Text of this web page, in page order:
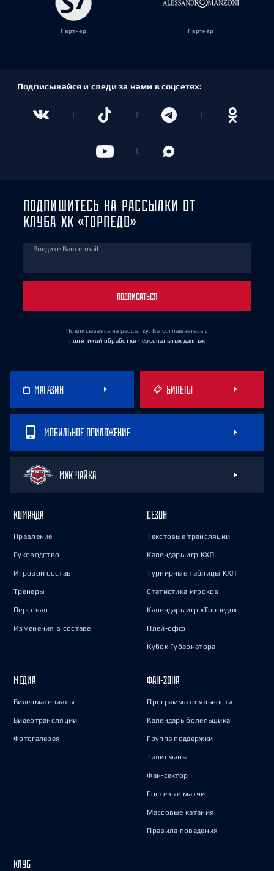
Партнёр Партнёр
Подписывайся и следи за нами в соцсетях:
ПОДПИШИТЕСЬ НА РАССЫЛКИ ОТ
КЛУБА ХК «ТОРПЕДО»
Введите Ваш e-mail
ПОДПИСАТЬСЯ
Подписываясь на рассылку, Вы соглашаетесь с
политикой обработки персональных данных
МАГАЗИН БИЛЕТЫ
МОБИЛЬНОЕ ПРИЛОЖЕНИЕ
МХК ЧАЙКА
КОМАНДА
Правление
Руководство
Игровой состав
Тренеры
Персонал
Изменения в составе
СЕЗОН
Текстовые трансляции
Календарь игр КХЛ
Турнирные таблицы КХЛ
Статистика игроков
Календарь игр «Торпедо»
Плей-офф
Кубок Губернатора
МЕДИА
Видеоматериалы
Видеотрансляции
Фотогалерея
ФАН-ЗОНА
Программа лояльности
Календарь болельщика
Группа поддержки
Талисманы
Фан-сектор
Гостевые матчи
Массовые катания
Правила поведения
КЛУБ